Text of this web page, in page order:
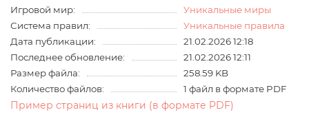
Игровой мир:
Уникальные миры
Система правил:
Уникальные правила
Дата публикации:
21.02.2026 12:18
Последнее обновление:
21.02.2026 12:11
Размер файла:
258.59 KB
Количество файлов:
1 файл в формате PDF
Пример страниц из книги (в формате PDF)